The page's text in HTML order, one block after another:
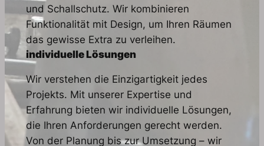
und Schallschutz. Wir kombinieren
Funktionalität mit Design, um Ihren Räumen
das gewisse Extra zu verleihen.
individuelle Lösungen
Wir verstehen die Einzigartigkeit jedes
Projekts. Mit unserer Expertise und
Erfahrung bieten wir individuelle Lösungen,
die Ihren Anforderungen gerecht werden.
Von der Planung bis zur Umsetzung – wir